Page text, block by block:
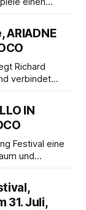
entfaltet
Sly berührt als
Richard
verbindet
jedoch
IN
Festival eine
und
von
31. Juli,